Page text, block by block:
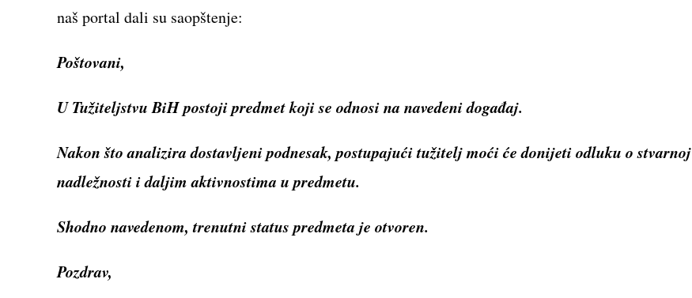
naš portal dali su saopštenje:
Poštovani,
U Tužiteljstvu BiH postoji predmet koji se odnosi na navedeni događaj.
Nakon što analizira dostavljeni podnesak, postupajući tužitelj moći će donijeti odluku o stvarnoj
nadležnosti i daljim aktivnostima u predmetu.
Shodno navedenom, trenutni status predmeta je otvoren.
Pozdrav,